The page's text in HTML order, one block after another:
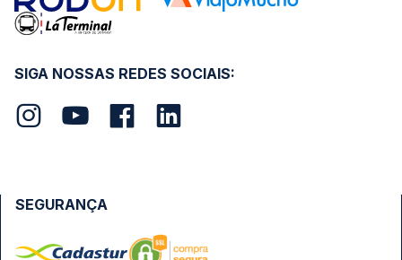
SIGA NOSSAS REDES SOCIAIS:
SEGURANÇA